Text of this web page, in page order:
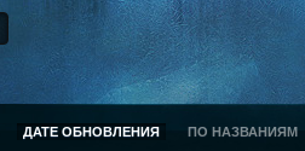
ДАТЕ ОБНОВЛЕНИЯ ПО НАЗВАНИЯМ